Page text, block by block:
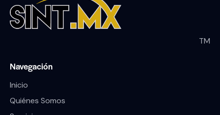
TM
Navegación
Inicio
Quiénes Somos